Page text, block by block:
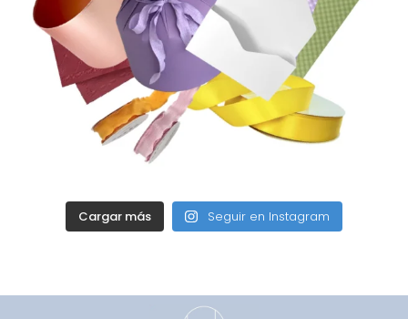
Cargar más Seguir en Instagram